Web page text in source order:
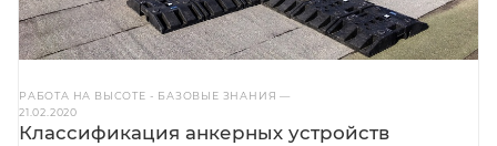
РАБОТА НА ВЫСОТЕ - БАЗОВЫЕ ЗНАНИЯ—
21.02.2020
Классификация анкерных устройств